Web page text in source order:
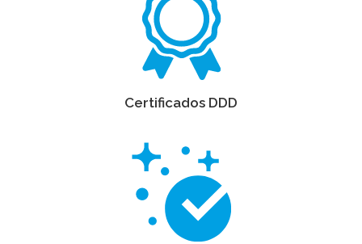
Certificados DDD